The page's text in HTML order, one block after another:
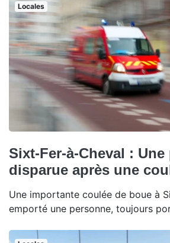
Locales
Sixt-Fer-à-Cheval :
disparue après une
Une importante coulée de boue à
emporté une personne, toujours